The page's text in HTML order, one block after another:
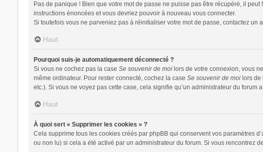
Pas de panique ! Bien que votre mot de passe ne puisse pas être récupéré, il
instructions énoncées et vous devriez pouvoir à nouveau vous connecter.
Si toutefois vous ne parveniez pas à réinitialiser votre mot de passe, contactez un
Haut
Pourquoi suis-je automatiquement déconnecté ?
Si vous ne cochez pas la case Se souvenir de moilors de votre connexion, vous
même ordinateur. Pour rester connecté, cochez la case Se souvenir de moilors de
etc.). Si vous ne voyez pas cette case, cela signifie qu’un administrateur du forum
Haut
À quoi sert « Supprimer les cookies » ?
Cela supprime tous les cookies créés par phpBB qui conservent vos paramètres
ou non lu) si cela a été activé par un administrateur du forum. Si vous